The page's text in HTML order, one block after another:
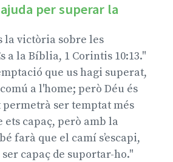
per superar la
la victòria sobre les
a la Bíblia, 1 Corintis 10:13."
que us hagi superat,
a l'home; però Déu és
permetrà ser temptat més
ets capaç, però amb la
farà que el camí s’escapi,
capaç de suportar-ho."